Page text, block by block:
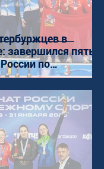
в
завершился пятый
по
спорту (ШТ)